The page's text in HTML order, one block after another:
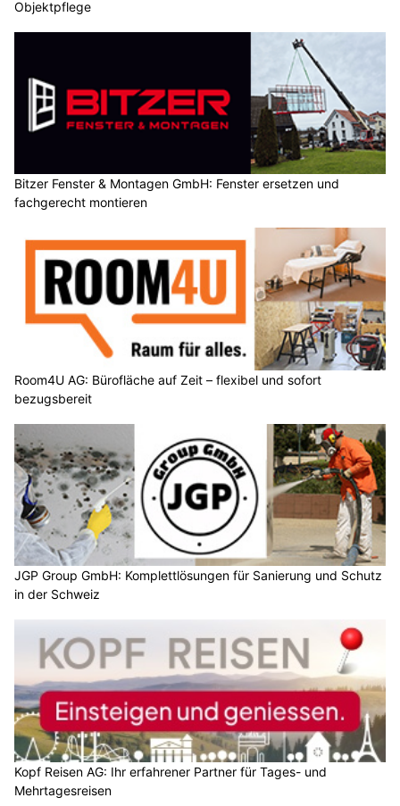
Objektpflege
Bitzer Fenster & Montagen GmbH: Fenster ersetzen und
fachgerecht montieren
Room4U AG: Bürofläche auf Zeit – flexibel und sofort
bezugsbereit
JGP Group GmbH: Komplettlösungen für Sanierung und Schutz
in der Schweiz
Kopf Reisen AG: Ihr erfahrener Partner für Tages- und
Mehrtagesreisen